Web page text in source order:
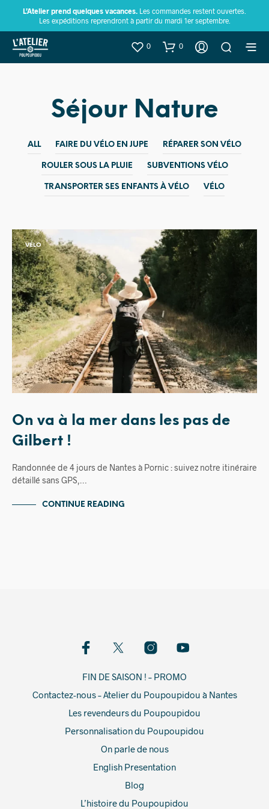
L’Atelier prend quelques vacances. Les commandes restent ouvertes.
Les expéditions reprendront à partir du mardi 1er septembre.
0 0
Séjour Nature
ALL FAIRE DU VÉLO EN JUPE RÉPARER SON VÉLO
ROULER SOUS LA PLUIE SUBVENTIONS VÉLO
TRANSPORTER SES ENFANTS À VÉLO VÉLO
VÉLO
On va à la mer dans les pas de
Gilbert !
Randonnée de 4 jours de Nantes à Pornic : suivez notre itinéraire
détaillé sans GPS,…
CONTINUE READING
FIN DE SAISON ! – PROMO
Contactez-nous – Atelier du Poupoupidou à Nantes
Les revendeurs du Poupoupidou
Personnalisation du Poupoupidou
On parle de nous
English Presentation
Blog
L’histoire du Poupoupidou